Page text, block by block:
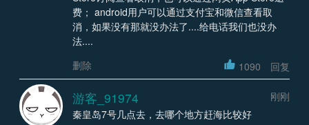
费； android用户可以通过支付宝和微信查看取
消，如果没有那就没办法了....给电话我们也没办
法....
删除
1090 回复
游客_91974
刚刚
秦皇岛7号几点去，去哪个地方赶海比较好